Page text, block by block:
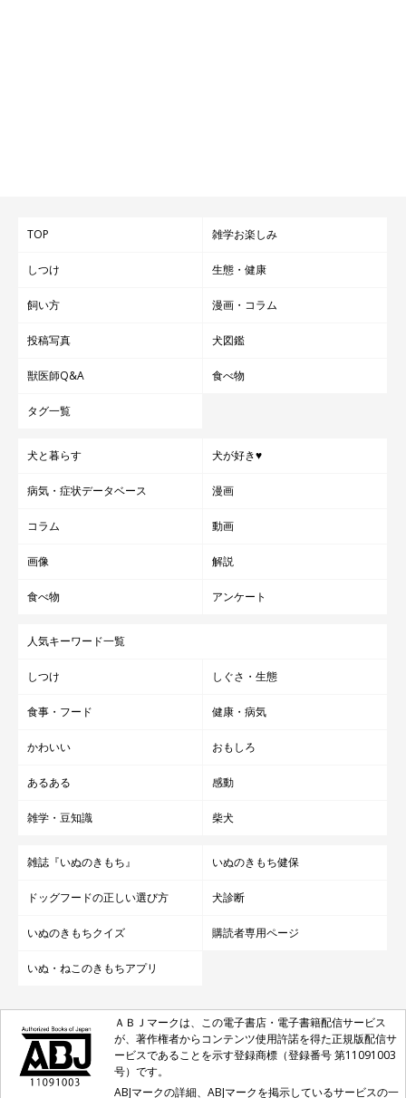
TOP 雑学お楽しみ
しつけ 生態・健康
飼い方 漫画・コラム
投稿写真 犬図鑑
獣医師Q&A 食べ物
タグ一覧
犬と暮らす 犬が好き♥
病気・症状データベース 漫画
コラム 動画
画像 解説
食べ物 アンケート
人気キーワード一覧
しつけ しぐさ・生態
食事・フード 健康・病気
かわいい おもしろ
あるある 感動
雑学・豆知識 柴犬
雑誌『いぬのきもち』 いぬのきもち健保
ドッグフードの正しい選び方 犬診断
いぬのきもちクイズ 購読者専用ページ
いぬ・ねこのきもちアプリ
ＡＢＪマークは、この電子書店・電子書籍配信サービス
が、著作権者からコンテンツ使用許諾を得た正規版配信サ
ービスであることを示す登録商標（登録番号 第11091003
号）です。
ABJマークの詳細、ABJマークを掲示しているサービスの一